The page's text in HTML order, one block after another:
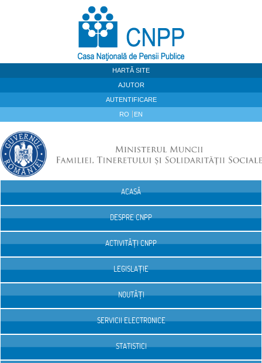
HARTĂ SITE
AJUTOR
AUTENTIFICARE
RO EN
ACASĂ
DESPRE CNPP
ACTIVITĂȚI CNPP
LEGISLAȚIE
NOUTĂȚI
SERVICII ELECTRONICE
STATISTICI